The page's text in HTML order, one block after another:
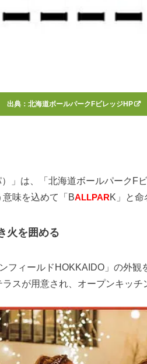
出典：北海道ボールパークFビレッジHP
」は、「北海道ボールパークF
意味を込めて「BALLPARK」と命
火を囲める
フィールドHOKKAIDO」の外観
スが用意され、オープンキッチ